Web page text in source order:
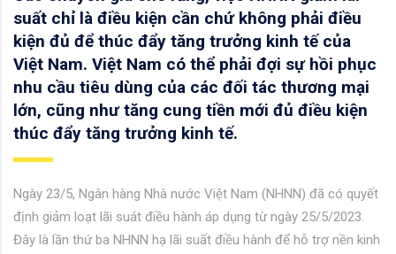
suất chỉ là điều kiện cần chứ không phải điều
kiện đủ để thúc đẩy tăng trưởng kinh tế của
Việt Nam. Việt Nam có thể phải đợi sự hồi phục
nhu cầu tiêu dùng của các đối tác thương mại
lớn, cũng như tăng cung tiền mới đủ điều kiện
thúc đẩy tăng trưởng kinh tế.
Ngày 23/5, Ngân hàng Nhà nước Việt Nam (NHNN) đã có quyết
định giảm loạt lãi suát điều hành áp dụng từ ngày 25/5/2023.
Đây là lần thứ ba NHNN hạ lãi suất điều hành để hỗ trợ nền kinh